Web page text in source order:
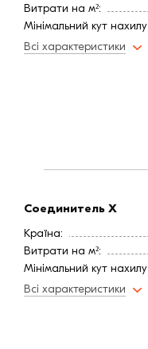
Витрати на м²:
Мінімальний кут нахилу
Колір
Всі характеристики
Соединитель X
Країна:
Витрати на м²:
Мінімальний кут нахилу
Колір
Всі характеристики